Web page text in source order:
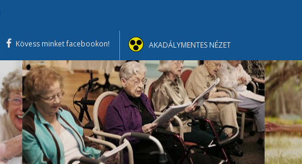
AKADÁLYMENTES NÉZET
Kövess minket facebookon!